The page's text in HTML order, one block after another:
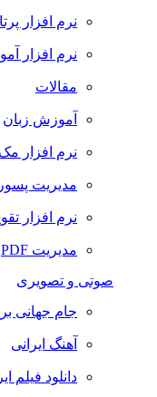
نرم افزار پرتابل
نرم افزار آموزشی
مقالات
آموزش زبان
نرم افزار مک
مدیریت پسورد
نرم افزار تقویم
مدیریت PDF
صوتی و تصویری
جام جهانی برزیل 2014
آهنگ ایرانی
دانلود فیلم ایرانی